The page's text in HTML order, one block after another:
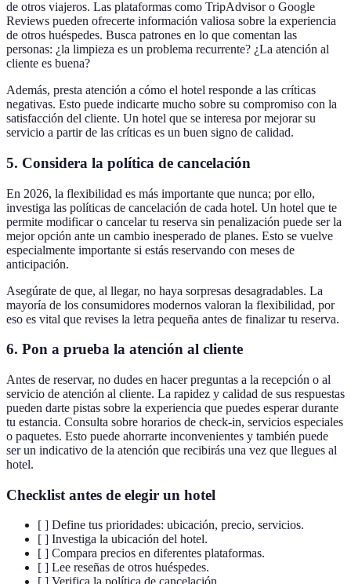
de otros viajeros. Las plataformas como TripAdvisor o Google
Reviews pueden ofrecerte información valiosa sobre la experiencia
de otros huéspedes. Busca patrones en lo que comentan las
personas: ¿la limpieza es un problema recurrente? ¿La atención al
cliente es buena?
Además, presta atención a cómo el hotel responde a las críticas
negativas. Esto puede indicarte mucho sobre su compromiso con la
satisfacción del cliente. Un hotel que se interesa por mejorar su
servicio a partir de las críticas es un buen signo de calidad.
5. Considera la política de cancelación
En 2026, la flexibilidad es más importante que nunca; por ello,
investiga las políticas de cancelación de cada hotel. Un hotel que te
permite modificar o cancelar tu reserva sin penalización puede ser la
mejor opción ante un cambio inesperado de planes. Esto se vuelve
especialmente importante si estás reservando con meses de
anticipación.
Asegúrate de que, al llegar, no haya sorpresas desagradables. La
mayoría de los consumidores modernos valoran la flexibilidad, por
eso es vital que revises la letra pequeña antes de finalizar tu reserva.
6. Pon a prueba la atención al cliente
Antes de reservar, no dudes en hacer preguntas a la recepción o al
servicio de atención al cliente. La rapidez y calidad de sus respuestas
pueden darte pistas sobre la experiencia que puedes esperar durante
tu estancia. Consulta sobre horarios de check-in, servicios especiales
o paquetes. Esto puede ahorrarte inconvenientes y también puede
ser un indicativo de la atención que recibirás una vez que llegues al
hotel.
Checklist antes de elegir un hotel
[ ] Define tus prioridades: ubicación, precio, servicios.
[ ] Investiga la ubicación del hotel.
[ ] Compara precios en diferentes plataformas.
[ ] Lee reseñas de otros huéspedes.